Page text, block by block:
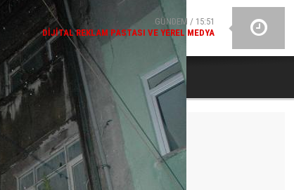
SPOR / 14:20
GENÇLERBIRLIĞI SPOR KULÜBÜNDEN AÇIKLAMA GELDI